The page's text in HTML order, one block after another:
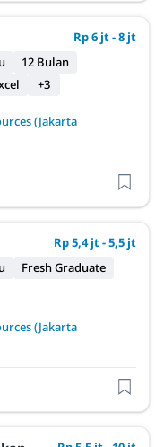
Rp 6 jt - 8 jt
12 Bulan
+3
(Jakarta
Rp 5,4 jt - 5,5 jt
Fresh Graduate
(Jakarta